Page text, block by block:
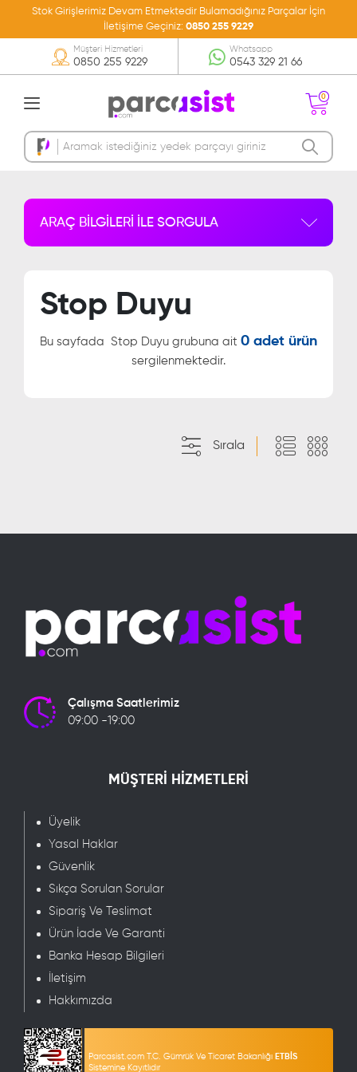
Stok Girişlerimiz Devam Etmektedir Bulamadığınız Parçalar İçin
İletişime Geçiniz: 0850 255 9229
0850 255 9229
Müşteri Hizmetleri
0543 329 21 66
Whatsapp
0
Sepetinizde Ürün
ARAÇ BİLGİLERİ İLE SORGULA
Stop Duyu
Bu sayfada Stop Duyu grubuna ait 0 adet ürün
sergilenmektedir.
Sırala
Çalışma Saatlerimiz
09:00 -19:00
MÜŞTERİ HİZMETLERİ
Üyelik
Yasal Haklar
Güvenlik
Sıkça Sorulan Sorular
Sipariş Ve Teslimat
Ürün İade Ve Garanti
Banka Hesap Bilgileri
İletişim
Hakkımızda
Parcasist.com T.C. Gümrük Ve Ticaret Bakanlığı ETBİS
Sistemine Kayıtlıdır